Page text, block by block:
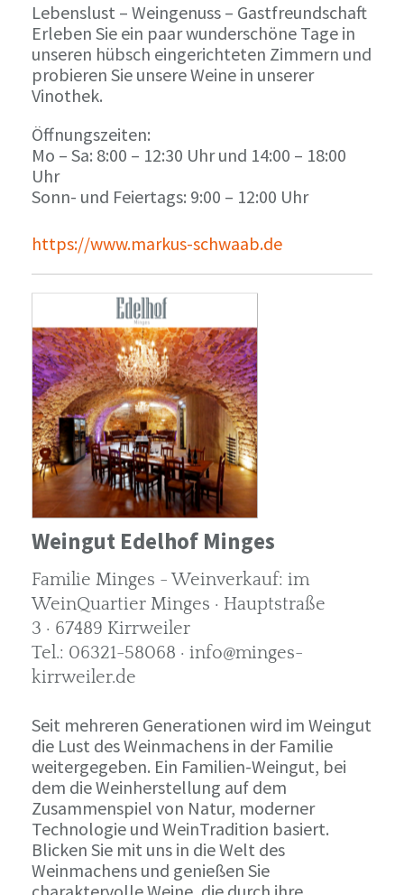
Lebenslust – Weingenuss – Gastfreundschaft
Erleben Sie ein paar wunderschöne Tage in
unseren hübsch eingerichteten Zimmern und
probieren Sie unsere Weine in unserer
Vinothek.
Öffnungszeiten:
Mo – Sa: 8:00 – 12:30 Uhr und 14:00 – 18:00
Uhr
Sonn- und Feiertags: 9:00 – 12:00 Uhr
https://www.markus-schwaab.de
Weingut Edelhof Minges
Familie Minges - Weinverkauf: im
WeinQuartier Minges · Hauptstraße
3 · 67489 Kirrweiler
Tel.: 06321-58068 · info@minges-
kirrweiler.de
Seit mehreren Generationen wird im Weingut
die Lust des Weinmachens in der Familie
weitergegeben. Ein Familien-Weingut, bei
dem die Weinherstellung auf dem
Zusammenspiel von Natur, moderner
Technologie und WeinTradition basiert.
Blicken Sie mit uns in die Welt des
Weinmachens und genießen Sie